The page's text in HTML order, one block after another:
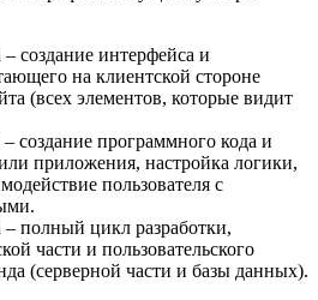
– создание интерфейса и
на клиентской стороне
(всех элементов, которые видит
– создание программного кода и
приложения, настройка логики,
пользователя с
– полный цикл разработки,
части и пользовательского
(серверной части и базы данных).